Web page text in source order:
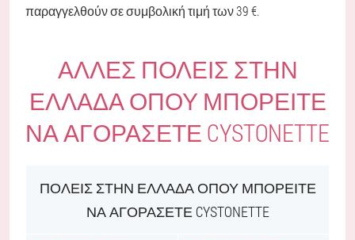
παραγγελθούν σε συμβολική τιμή των 39 €.
ΆΛΛΕΣ ΠΌΛΕΙΣ ΣΤΗΝ
ΕΛΛΆΔΑ ΌΠΟΥ ΜΠΟΡΕΊΤΕ
ΝΑ ΑΓΟΡΆΣΕΤΕ CYSTONETTE
ΠΌΛΕΙΣ ΣΤΗΝ ΕΛΛΆΔΑ ΌΠΟΥ ΜΠΟΡΕΊΤΕ
ΝΑ ΑΓΟΡΆΣΕΤΕ CYSTONETTE